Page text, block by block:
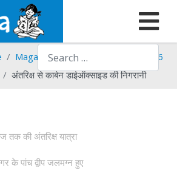
Search
Magazines Srote
Srote - 2016
अंतरिक्ष से कार्बन डाईऑक्साइड की निगरानी
की अंतरिक्ष यात्रा
के पांच द्वीप जलमग्न हुए